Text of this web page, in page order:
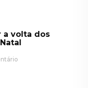
a volta dos